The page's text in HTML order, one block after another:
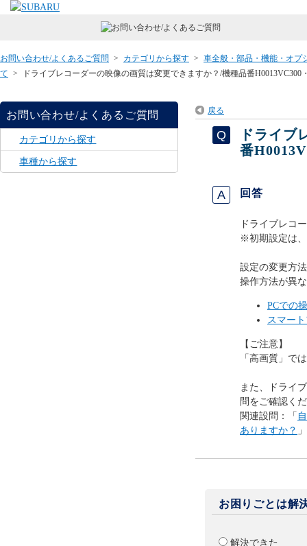
お問い合わせ/よくあるご質問 > カテゴリから探す > 車全般・部品・機能・オプ
て > ドライブレコーダーの映像の画質は変更できますか？/機種品番H0013VC300
お問い合わせ/よくあるご質問
カテゴリから探す
車種から探す
戻る
ドライブ
番
回答
ドライブレコ
※初期設定は
設定の変更方
操作方法が異
PCでの
スマー
【ご注意】
「高画質」で
また、ドライ
問をご確認く
関連設問：「
ありますか？ 」
お困りごとは解
解決できた